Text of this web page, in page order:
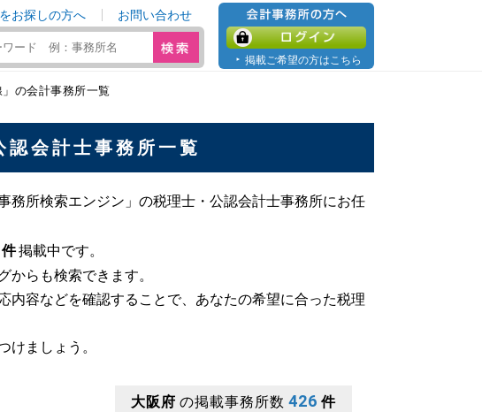
お探しの方へ
お問い合わせ
会計事務所の方へ
ログイン
掲載ご希望の方はこちら
」の会計事務所一覧
認会計士事務所一覧
務所検索エンジン」の税理士・公認会計士事務所にお任
件掲載中です。
らも検索できます。
容などを確認することで、あなたの希望に合った税理
けましょう。
大阪府 の掲載事務所数 426 件